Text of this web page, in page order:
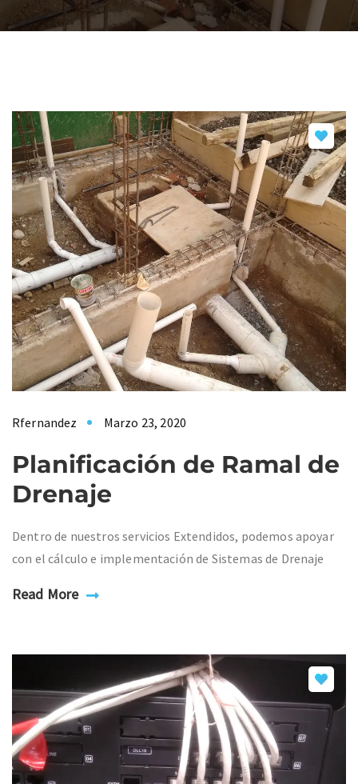
Rfernandez Marzo 23, 2020
Planificación de Ramal de
Drenaje
Dentro de nuestros servicios Extendidos, podemos apoyar
con el cálculo e implementación de Sistemas de Drenaje
Read More